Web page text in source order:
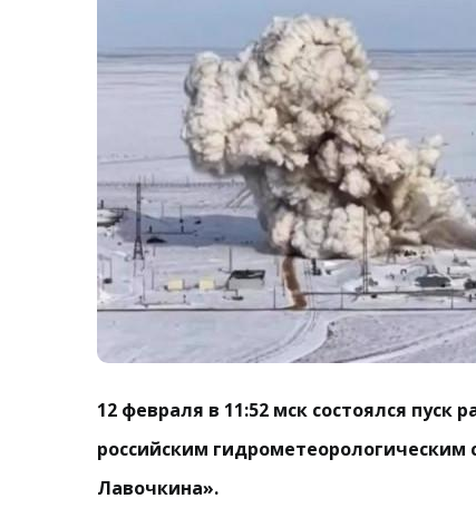
12 февраля в 11:52 мск состоялся
российским
Лавочкина».